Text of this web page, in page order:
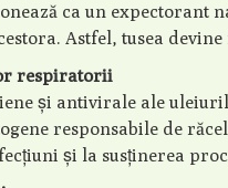
ca un expectorant
Astfel, tusea
respiratorii
și antivirale ale
responsabile de
și la susținerea